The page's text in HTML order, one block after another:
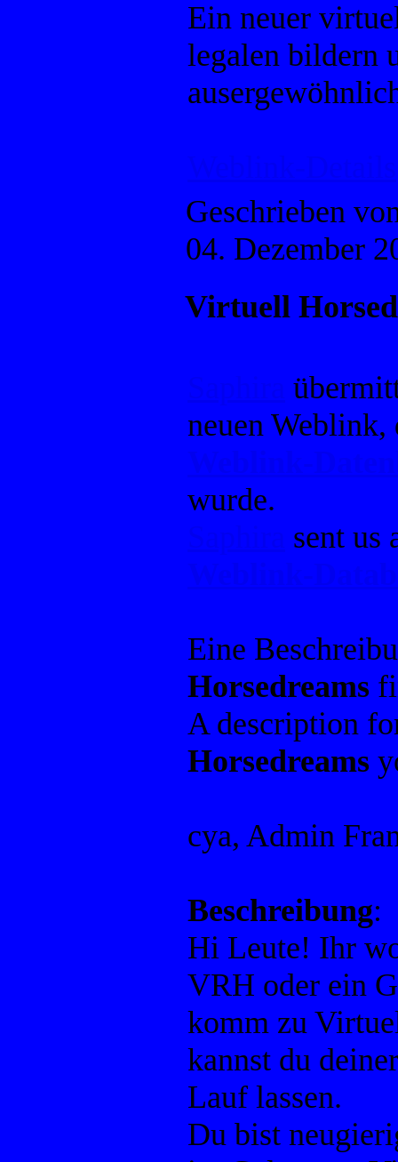
Ein neuer
legalen bildern
Geschrieben
04. Dezember
Virtuell
neuen Weblink,
wurde.
sent us
Eine
Horsedreams
A description
Horsedreams
cya, Admin
Beschreibung:
Hi Leute! Ihr
VRH oder ein
komm zu
kannst du
Lauf lassen.
Du bist